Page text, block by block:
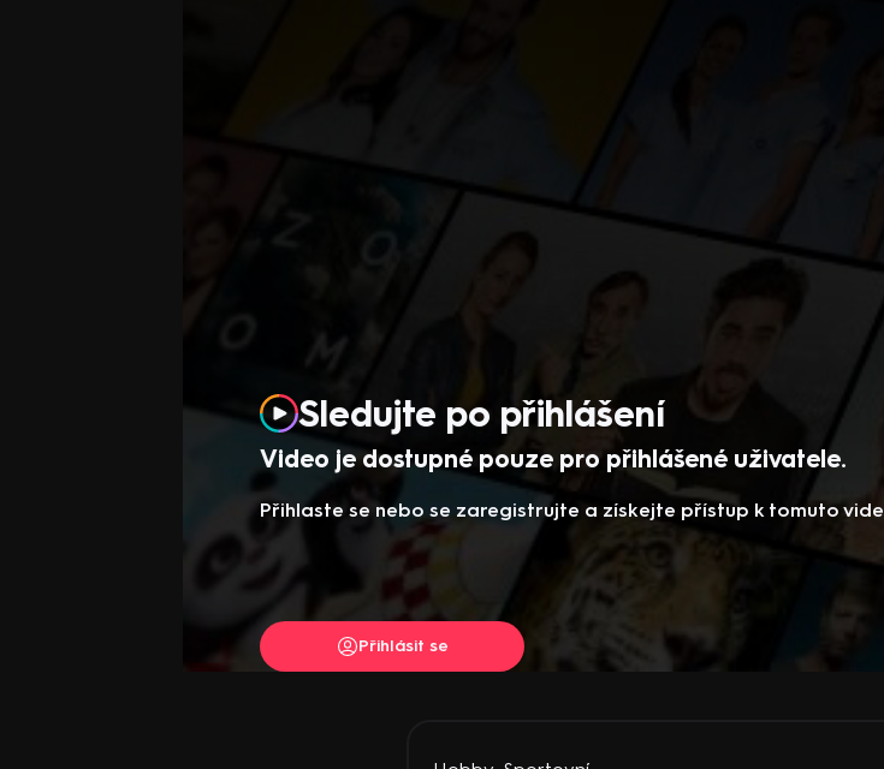
Video je dostupné pouze pro přihlášené uživatele.
Sledujte po přihlášení
Přihlaste se nebo se zaregistrujte a získejte přístup k tomuto
Přihlásit se